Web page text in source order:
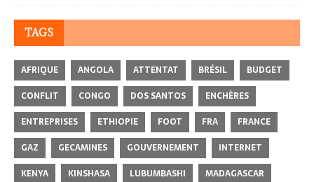
TAGS
AFRIQUE ANGOLA ATTENTAT BRÉSIL
BUDGET
CONFLIT
CONGO DOS SANTOS
ENCHÈRES
ENTREPRISES
ETHIOPIE FOOT FRA
FRANCE
GAZ
GECAMINES GOUVERNEMENT
INTERNET
KENYA
KINSHASA LUBUMBASHI
MADAGASCAR